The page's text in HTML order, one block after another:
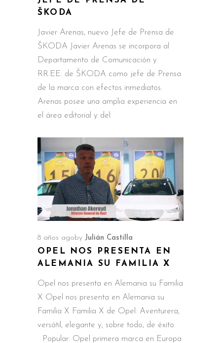
ŠKODA
Javier Arenas, nuevo Jefe de Prensa de
ŠKODA Javier Arenas se incorpora al
Departamento de Comunicación y
RR.EE. de ŠKODA como jefe de Prensa
de la marca con efectos inmediatos.
Arenas posee una amplia experiencia en
el área editorial y del
8 años agoby Julián Castilla
OPEL NOS PRESENTA EN
ALEMANIA SU FAMILIA X
Opel nos presenta en Alemania su Familia
X Opel nos presenta en Alemania su
Familia X Familia X de Opel: Aventurera,
versátil, elegante y, sobre todo, de éxito
Popular: Opel primera marca en Europa